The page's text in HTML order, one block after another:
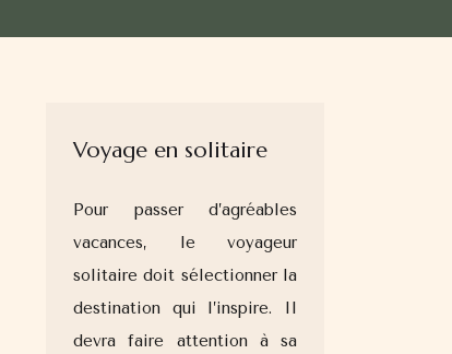
Voyage en solitaire
Pour passer d’agréables
vacances, le voyageur
solitaire doit sélectionner la
destination qui l’inspire. Il
devra faire attention à sa